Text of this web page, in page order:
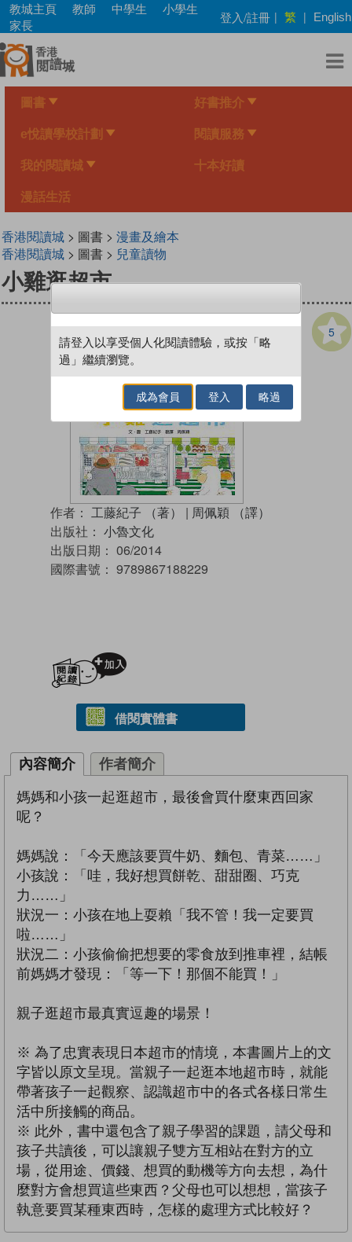
Skip
main
content
教城主頁 教師 中學生
小學生
家長
登入/註冊 | 繁 | English
圖書 好書推介
e悅讀學校計劃 閱讀服務
我的閱讀城 十本好讀
漫話生活
香港閱讀城> 圖書 > 漫畫及繪本
香港閱讀城> 圖書 > 兒童讀物
小雞逛超市
5
作者： 工藤紀子 （著） | 周佩穎 （譯）
出版社： 小魯文化
出版日期： 06/2014
國際書號： 9789867188229
借閱實體書
內容簡介 作者簡介
媽媽和小孩一起逛超市，最後會買什麼東西回家
呢？
媽媽說：「今天應該要買牛奶、麵包、青菜……」
小孩說：「哇，我好想買餅乾、甜甜圈、巧克
力……」
狀況一：小孩在地上耍賴「我不管！我一定要買
啦……」
狀況二：小孩偷偷把想要的零食放到推車裡，結帳
前媽媽才發現：「等一下！那個不能買！」
親子逛超市最真實逗趣的場景！
※ 為了忠實表現日本超市的情境，本書圖片上的文
字皆以原文呈現。當親子一起逛本地超市時，就能
帶著孩子一起觀察、認識超市中的各式各樣日常生
活中所接觸的商品。
※ 此外，書中還包含了親子學習的課題，請父母和
孩子共讀後，可以讓親子雙方互相站在對方的立
場，從用途、價錢、想買的動機等方向去想，為什
麼對方會想買這些東西？父母也可以想想，當孩子
執意要買某種東西時，怎樣的處理方式比較好？
請登入以享受個人化閱讀體驗，或按「略
過」繼續瀏覽。
成為會員 登入 略過